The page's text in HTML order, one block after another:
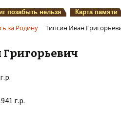
позабыть нельзя Карта памяти
за Родину Типсин Иван
г.р.